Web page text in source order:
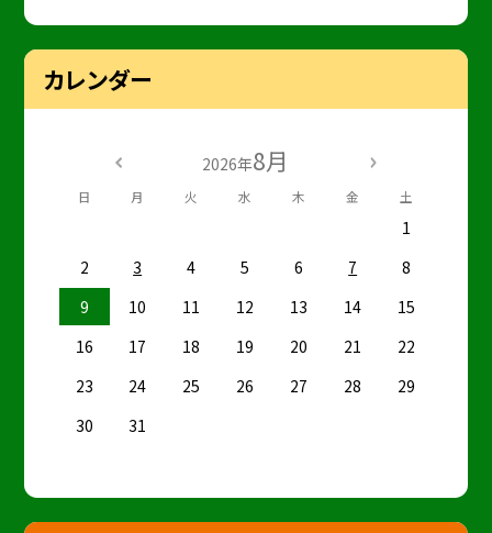
カレンダー
2026年8月
日 月 火 水 木 金 土
1
2
3 4 5 6 7
8
9
10 11 12 13 14
15
16
17 18 19 20 21
22
23
24 25 26 27 28
29
30
31